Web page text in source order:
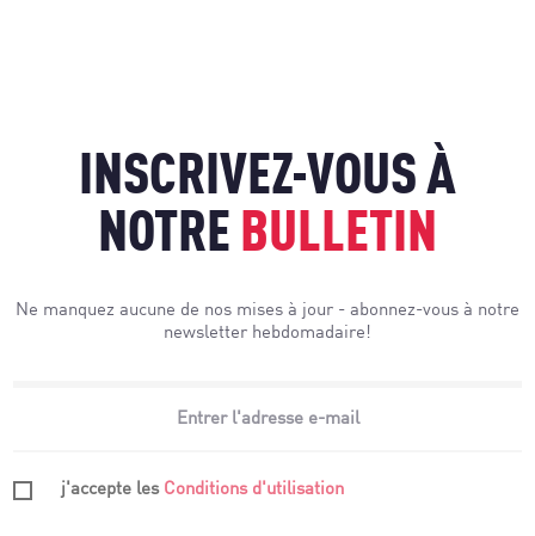
INSCRIVEZ-VOUS À
NOTRE BULLETIN
Ne manquez aucune de nos mises à jour - abonnez-vous à notre
newsletter hebdomadaire!
j'accepte les Conditions d'utilisation